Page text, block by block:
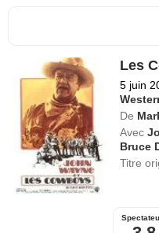
Les
5 juin
De
Avec
Bruce
Titre